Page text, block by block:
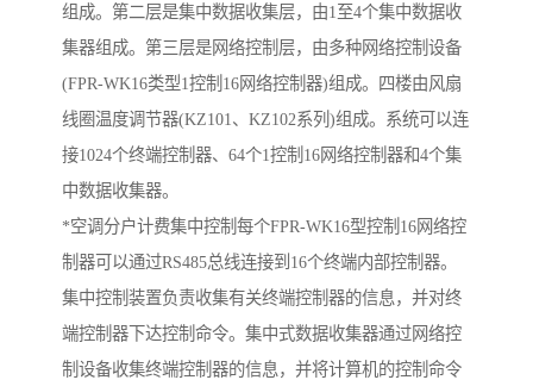
组成。第二层是集中数据收集层，由1至4个集中数据收
集器组成。第三层是网络控制层，由多种网络控制设备
(FPR-WK16类型1控制16网络控制器)组成。四楼由风扇
线圈温度调节器(KZ101、KZ102系列)组成。系统可以连
接1024个终端控制器、64个1控制16网络控制器和4个集
中数据收集器。
*空调分户计费集中控制每个FPR-WK16型控制16网络控
制器可以通过RS485总线连接到16个终端内部控制器。
集中控制装置负责收集有关终端控制器的信息，并对终
端控制器下达控制命令。集中式数据收集器通过网络控
制设备收集终端控制器的信息，并将计算机的控制命令